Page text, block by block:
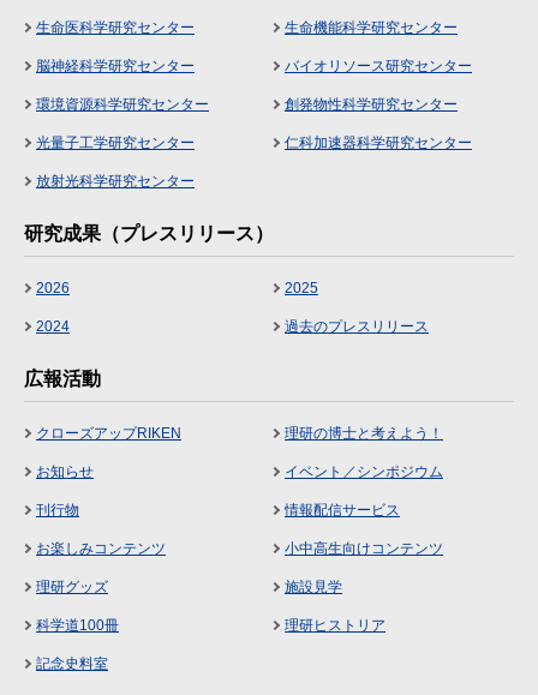
生命医科学研究センター 生命機能科学研究センター
脳神経科学研究センター バイオリソース研究センター
環境資源科学研究センター 創発物性科学研究センター
光量子工学研究センター 仁科加速器科学研究センター
放射光科学研究センター
研究成果（プレスリリース）
2026 2025
2024 過去のプレスリリース
広報活動
クローズアップRIKEN 理研の博士と考えよう！
お知らせ イベント／シンポジウム
刊行物 情報配信サービス
お楽しみコンテンツ 小中高生向けコンテンツ
理研グッズ 施設見学
科学道100冊 理研ヒストリア
記念史料室